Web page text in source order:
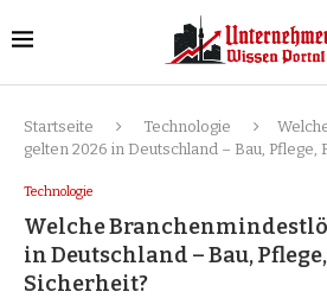
Startseite Technologie
gelten 2026 in Deutschland – Bau, Pflege,
Technologie
Welche
in Deutschland – Bau,
Sicherheit?